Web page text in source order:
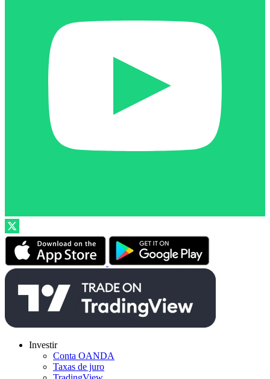
Investir
Conta OANDA
Taxas de juro